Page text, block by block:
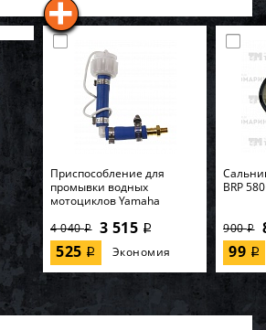
Приспособление для
промывки водных
мотоциклов Yamaha
4 040i 3 515 i
525 i Экономия
BRP
900i
99 i